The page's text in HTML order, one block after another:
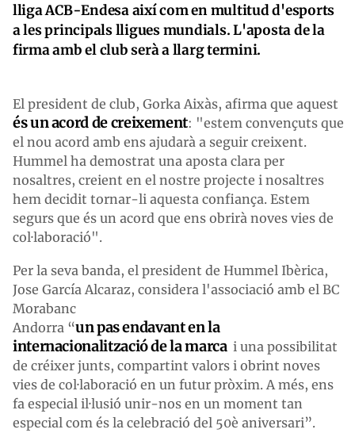
lliga ACB-Endesa així com en multitud d'esports
a les principals lligues mundials. L'aposta de la
firma amb el club serà a llarg termini.
El president de club, Gorka Aixàs, afirma que aquest
és un acord de creixement: "estem convençuts que
el nou acord amb ens ajudarà a seguir creixent.
Hummel ha demostrat una aposta clara per
nosaltres, creient en el nostre projecte i nosaltres
hem decidit tornar-li aquesta confiança. Estem
segurs que és un acord que ens obrirà noves vies de
col·laboració".
Per la seva banda, el president de Hummel Ibèrica,
Jose García Alcaraz, considera l'associació amb el BC
Morabanc
Andorra “un pas endavant en la
internacionalització de la marca i una possibilitat
de créixer junts, compartint valors i obrint noves
vies de col·laboració en un futur pròxim. A més, ens
fa especial il·lusió unir-nos en un moment tan
especial com és la celebració del 50è aniversari”.